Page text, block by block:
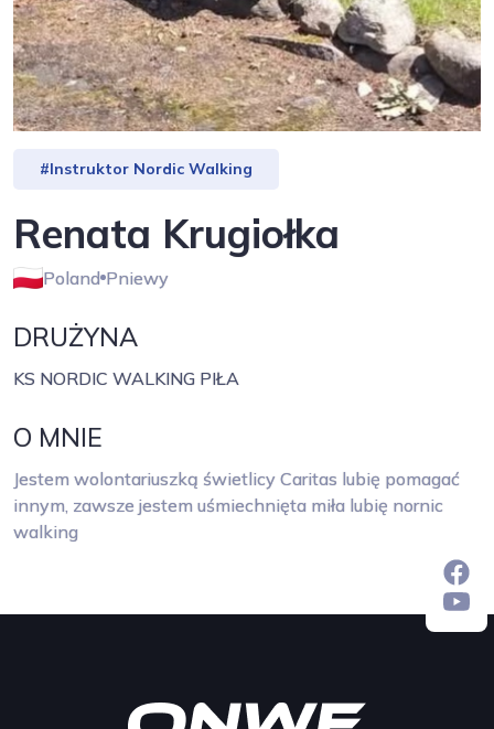
#Instruktor Nordic Walking
Renata Krugiołka
Poland Pniewy
DRUŻYNA
KS NORDIC WALKING PIŁA
O MNIE
Jestem wolontariuszką świetlicy Caritas lubię pomagać
innym, zawsze jestem uśmiechnięta miła lubię nornic
walking